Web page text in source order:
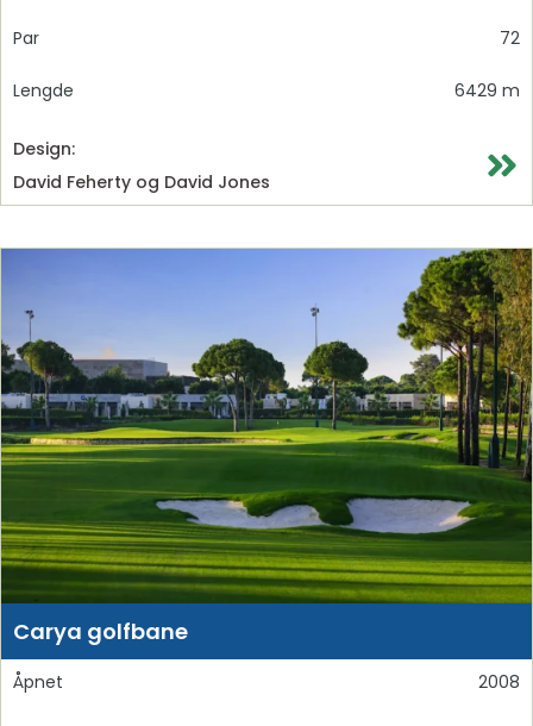
Par 72
Lengde 6429 m
Design:
David Feherty og David Jones
Carya golfbane
Åpnet 2008